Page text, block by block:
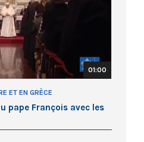
01:00
ET EN GRÈCE
pape François avec les